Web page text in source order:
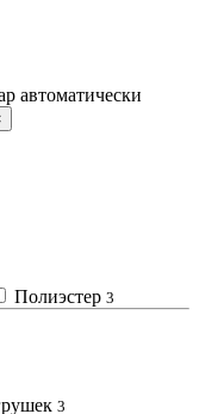
автоматически
Полиэстер 3
3